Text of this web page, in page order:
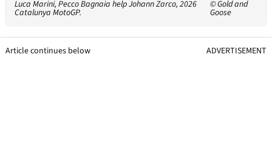
Luca Marini, Pecco Bagnaia help Johann Zarco, 2026
Catalunya MotoGP.
© Gold and
Goose
Article continues below ADVERTISEMENT